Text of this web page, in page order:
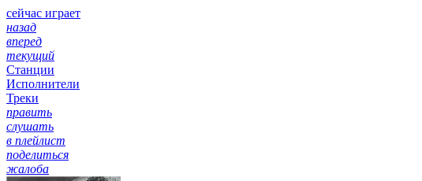
сейчас играет
назад
вперед
текущий
Станции
Исполнители
Треки
править
слушать
в плейлист
поделиться
жалоба